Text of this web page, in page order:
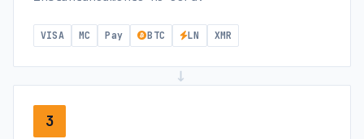
VISA MC Pay BTC LN XMR
→
3